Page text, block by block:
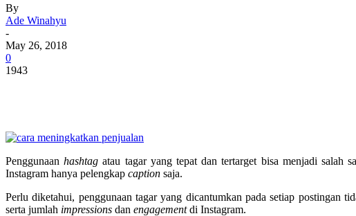
By
Ade Winahyu
-
May 26, 2018
0
1943
Penggunaanhashtag atau tagar yang tepat dan tertarget bisa menjadi salah
Instagram hanya pelengkap caption saja.
Perlu diketahui, penggunaan tagar yang dicantumkan pada setiap postingan
serta jumlah impressions dan engagementdi Instagram.